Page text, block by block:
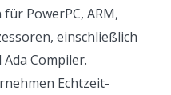
PowerPC, ARM,
einschließlich
Compiler.
Echtzeit-